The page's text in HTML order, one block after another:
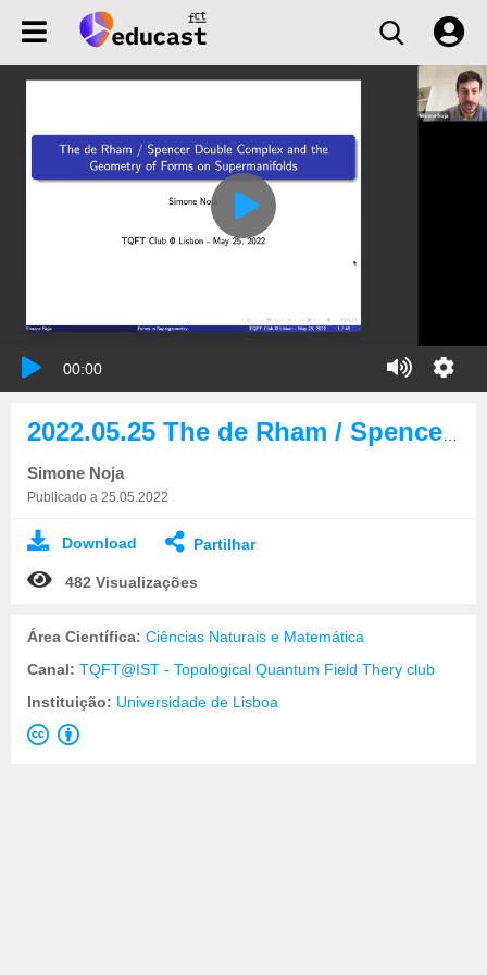
00:00
Simone Noja
Publicado a 25.05.2022
Download Partilhar
482 Visualizações
Área Científica: Ciências Naturais e Matemática
Canal: TQFT@IST - Topological Quantum Field Thery club
Instituição: Universidade de Lisboa